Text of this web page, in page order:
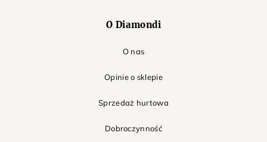
O Diamondi
O nas
Opinie o sklepie
Sprzedaż hurtowa
Dobroczynność